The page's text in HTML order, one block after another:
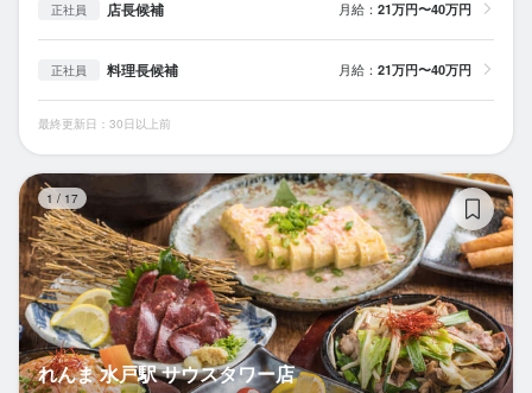
正社員 店長候補 月給： 21万円〜40万円
正社員 料理長候補 月給： 21万円〜40万円
最終更新日：30日以上前
1 / 17
れんま 水戸駅 サウスタワー店